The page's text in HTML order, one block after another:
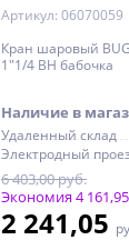
Артикул: 06070059
Кран шаровый
1"1/4 ВН бабочка
Наличие в
Удаленный склад
6 403,00 руб.
Экономия 4
2 241,05